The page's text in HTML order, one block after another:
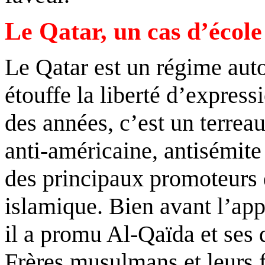
Le Qatar, un cas d’école
Le Qatar est un régime
étouffe la liberté
des années, c’est un
anti-américaine,
des principaux
islamique. Bien avant
il a promu Al-Qaïda et ses